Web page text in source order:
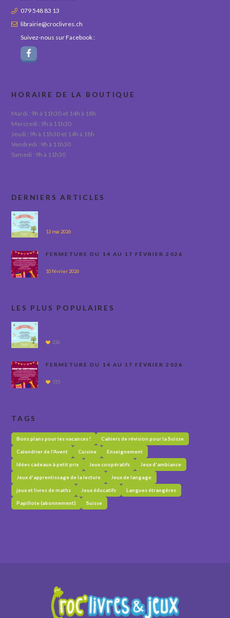
079 548 83 13
librairie@croclivres.ch
Suivez-nous sur Facebook :
HORAIRE DE LA BOUTIQUE
Mardi : 9h à 11h30 et 14h à 18h
Mercredi : 9h à 11h30
Jeudi : 9h à 11h30 et 14h à 18h
Vendredi : 9h à 11h30
Samedi : 9h à 11h30
DERNIERS ARTICLES
13 mai 2026
FERMETURE DU 14 AU 17 FÉVRIER 2026
10 février 2026
LES PLUS POPULAIRES
236
FERMETURE DU 14 AU 17 FÉVRIER 2026
555
TAGS
Bons plans pour les vacances ! Cahiers de révision pour la Suisse
Calendrier de l'Avent Cuisine Enseignement
Idées cadeaux à petit prix Jeux coopératifs Jeux d'ambiance
Jeux d'apprentissage de la lecture Jeux de langage
jeux et livres de maths Jeux éducatifs Langues étrangères
Papillote (abonnement) Suisse